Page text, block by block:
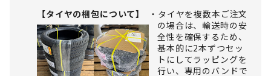
【タイヤの梱包について】
タイヤを複数本ご注文
の場合は、輸送時の安
全性を確保するため、
基本的に2本ずつセッ
トにしてラッピングを
行い、専用のバンドで